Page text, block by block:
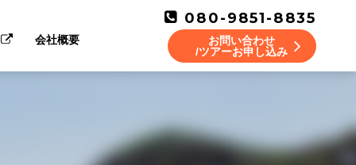
会社概要
080-9851-8835
お問い合わせ
/ツアーお申し込み